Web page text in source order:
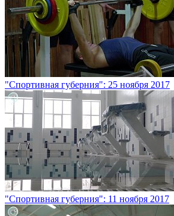
"Спортивная губерния": 25 ноября 2017
"Спортивная губерния": 11 ноября 2017